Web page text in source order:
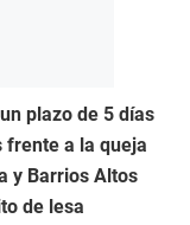
plazo de 5 días
frente a la queja
y Barrios Altos
de lesa